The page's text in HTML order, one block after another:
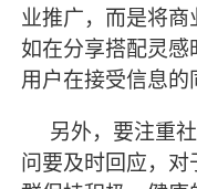
业推广，而是将
如在分享搭配灵感
用户在接受信息的
另外，要注重
问要及时回应，